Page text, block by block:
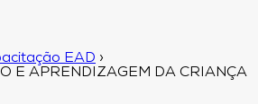
EAD ›
E APRENDIZAGEM DA CRIANÇA